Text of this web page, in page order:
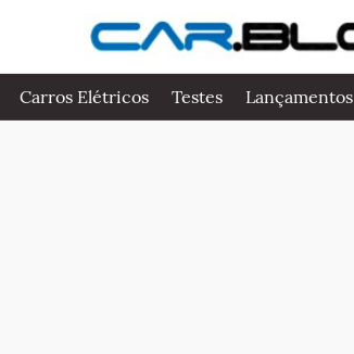
Carros Elétricos Testes Lançamentos